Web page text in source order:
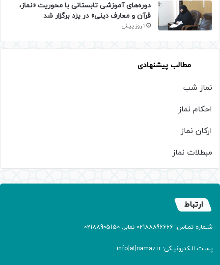
دوره‌های آموزشی تابستانی با محوریت «نماز،
قرآن و معارف دینی» در یزد برگزار شد
1 روز پیش
مطالب پیشنهادی
نماز شب
احکام نماز
ارکان نماز
مبطلات نماز
ارتباط
شـماره تمـاس: 02188896666 نمابر: 02188905150
پسـت الـکترونیـکی: info[at]namaz.ir